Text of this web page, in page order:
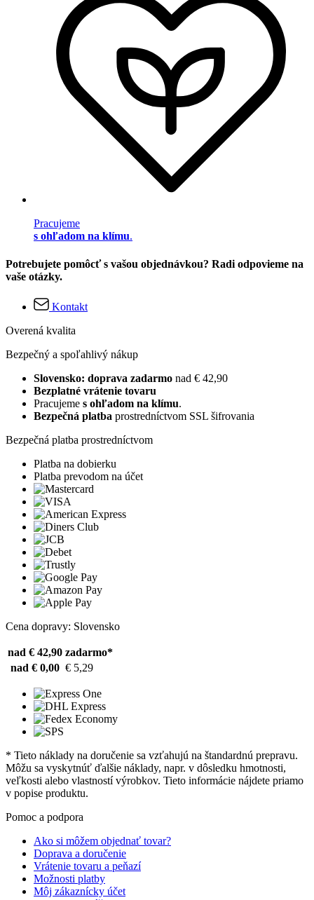
Pracujeme
s ohľadom na klímu.
Potrebujete pomôcť s vašou objednávkou? Radi odpovieme na
vaše otázky.
Kontakt
Overená kvalita
Bezpečný a spoľahlivý nákup
Slovensko: doprava zadarmo nad € 42,90
Bezplatné vrátenie tovaru
Pracujeme s ohľadom na klímu.
Bezpečná platba prostredníctvom SSL šifrovania
Bezpečná platba prostredníctvom
Platba na dobierku
Platba prevodom na účet
Cena dopravy: Slovensko
nad € 42,90 zadarmo*
nad € 0,00 € 5,29
* Tieto náklady na doručenie sa vzťahujú na štandardnú prepravu.
Môžu sa vyskytnúť ďalšie náklady, napr. v dôsledku hmotnosti,
veľkosti alebo vlastností výrobkov. Tieto informácie nájdete priamo
v popise produktu.
Pomoc a podpora
Ako si môžem objednať tovar?
Doprava a doručenie
Vrátenie tovaru a peňazí
Možnosti platby
Môj zákaznícky účet